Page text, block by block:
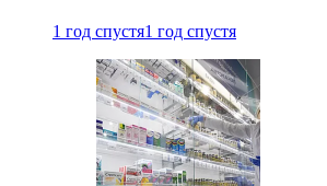
1 год спустя1 год спустя